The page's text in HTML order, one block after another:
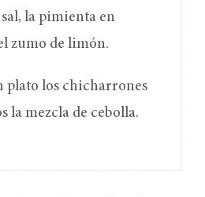
la pimienta en
zumo de limón.
plato los chicharrones
la mezcla de cebolla.